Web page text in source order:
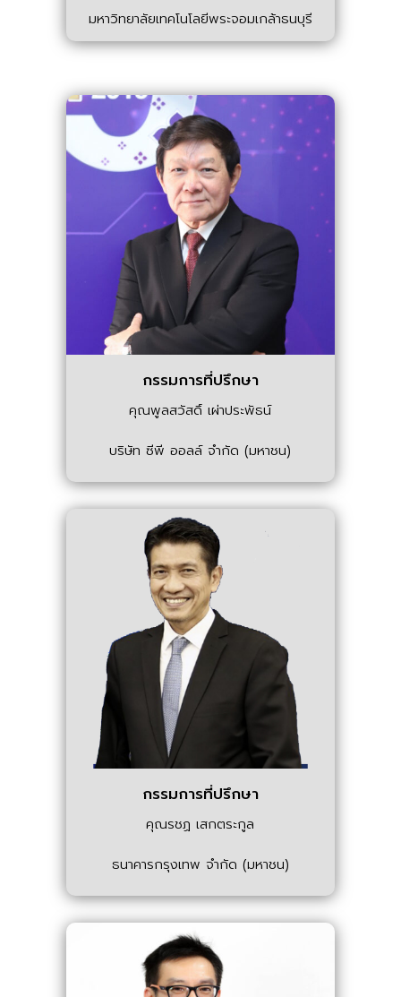
มหาวิทยาลัยเทคโนโลยีพระจอมเกล้าธนบุรี
กรรมการที่ปรึกษา
คุณพูลสวัสดิ์ เผ่าประพัธน์
บริษัท ซีพี ออลล์ จํากัด (มหาชน)
กรรมการที่ปรึกษา
คุณรชฏ เสกตระกูล
ธนาคารกรุงเทพ จำกัด (มหาชน)